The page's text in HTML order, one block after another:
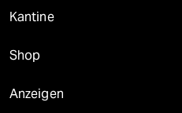
Kantine
Shop
Anzeigen